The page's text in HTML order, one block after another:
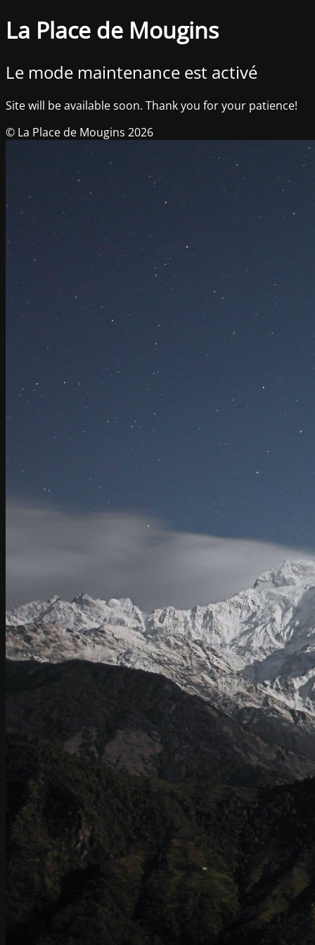
La Place de Mougins
Le mode maintenance est activé
Site will be available soon. Thank you for your patience!
© La Place de Mougins 2026